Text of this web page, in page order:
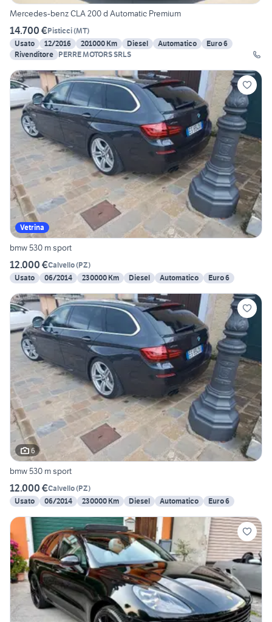
Mercedes-benz CLA 200 d Automatic Premium
14.700 €Pisticci(MT)
Usato
12/2016 201000 Km Diesel Automatico
Euro 6
Rivenditore PERRE MOTORS SRLS
Vetrina
bmw 530 m sport
12.000 €Calvello(PZ)
Usato
06/2014 230000 Km Diesel Automatico Euro 6
6
bmw 530 m sport
12.000 €Calvello(PZ)
Usato
06/2014 230000 Km Diesel Automatico Euro 6